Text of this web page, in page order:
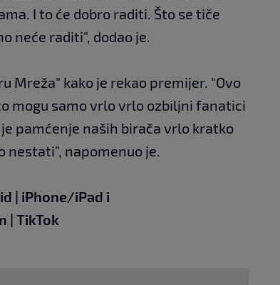
I to će dobro raditi. Što se tiče
neće raditi", dodao je.
Mreža" kako je rekao premijer. "Ovo
mogu samo vrlo vrlo ozbiljni fanatici
pamćenje naših birača vrlo kratko
nestati", napomenuo je.
| iPhone/iPad i
| TikTok